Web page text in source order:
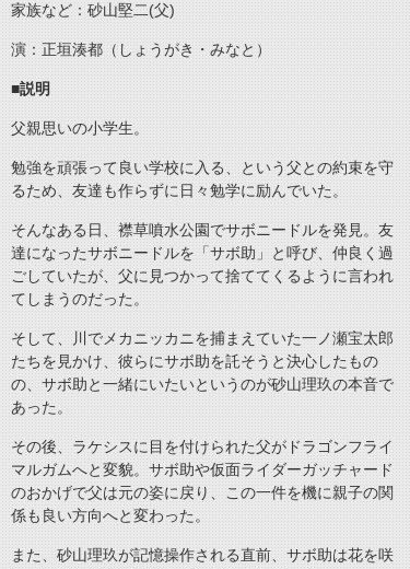
家族など：砂山堅二(父)
演：正垣湊都（しょうがき・みなと）
■説明
父親思いの小学生。
勉強を頑張って良い学校に入る、という父との約束を守
るため、友達も作らずに日々勉学に励んでいた。
そんなある日、襟草噴水公園でサボニードルを発見。友
達になったサボニードルを「サボ助」と呼び、仲良く過
ごしていたが、父に見つかって捨ててくるように言われ
てしまうのだった。
そして、川でメカニッカニを捕まえていた一ノ瀬宝太郎
たちを見かけ、彼らにサボ助を託そうと決心したもの
の、サボ助と一緒にいたいというのが砂山理玖の本音で
あった。
その後、ラケシスに目を付けられた父がドラゴンフライ
マルガムへと変貌。サボ助や仮面ライダーガッチャード
のおかげで父は元の姿に戻り、この一件を機に親子の関
係も良い方向へと変わった。
また、砂山理玖が記憶操作される直前、サボ助は花を咲